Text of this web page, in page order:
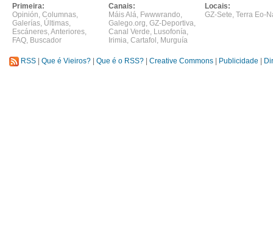
Primeira:
Opinión, Columnas,
Galerías, Últimas,
Escáneres,Anteriores,
FAQ, Buscador
Canais:
Máis Alá, Fwwwrando,
Galego.org, GZ-Deportiva,
Canal Verde, Lusofonía,
Irimia, Cartafol , Murguía
Locais:
GZ-Sete, Terra Eo-
RSS Que é Vieiros? Que é o RSS? Creative Commons Publicidade